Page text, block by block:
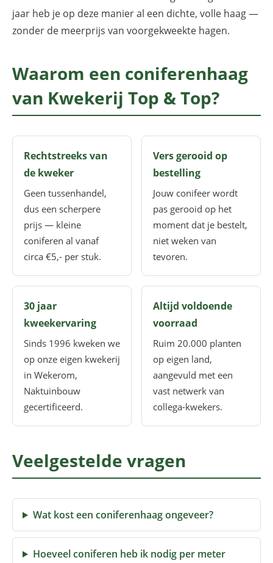
jaar heb je op deze manier al een dichte, volle haag —
zonder de meerprijs van voorgekweekte hagen.
Waarom een coniferenhaag
van Kwekerij Top & Top?
Rechtstreeks van
de kweker
Geen tussenhandel,
dus een scherpere
prijs — kleine
coniferen al vanaf
circa €5,- per stuk.
Vers gerooid op
bestelling
Jouw conifeer wordt
pas gerooid op het
moment dat je bestelt,
niet weken van
tevoren.
30 jaar
kweekervaring
Sinds 1996 kweken we
op onze eigen kwekerij
in Wekerom,
Naktuinbouw
gecertificeerd.
Altijd voldoende
voorraad
Ruim 20.000 planten
op eigen land,
aangevuld met een
vast netwerk van
collega-kwekers.
Veelgestelde vragen
Wat kost een coniferenhaag ongeveer?
Hoeveel coniferen heb ik nodig per meter